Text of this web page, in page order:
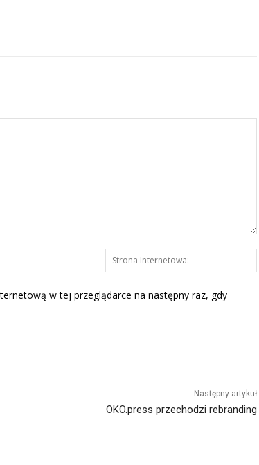
mail:*
w tej przeglądarce na następny raz, gdy
Następny artykuł
OKO.press przechodzi rebranding